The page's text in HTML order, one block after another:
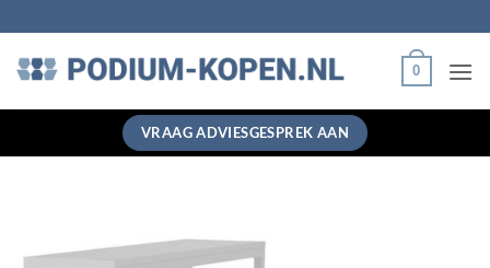
naar
inhoud
0
VRAAG ADVIESGESPREK AAN